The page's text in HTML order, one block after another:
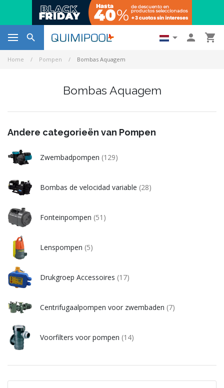
   
Home Pompen Bombas Aquagem
Bombas Aquagem
Andere categorieën van Pompen
Zwembadpompen (129)
Bombas de velocidad variable (28)
Fonteinpompen (51)
Lenspompen (5)
Drukgroep Accessoires (17)
Centrifugaalpompen voor zwembaden (7)
Voorfilters voor pompen (14)